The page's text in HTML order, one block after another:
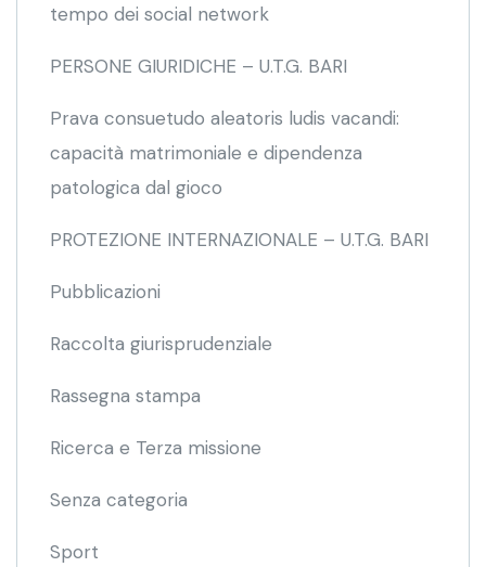
tempo dei social network
PERSONE GIURIDICHE – U.T.G. BARI
Prava consuetudo aleatoris ludis vacandi:
capacità matrimoniale e dipendenza
patologica dal gioco
PROTEZIONE INTERNAZIONALE – U.T.G. BARI
Pubblicazioni
Raccolta giurisprudenziale
Rassegna stampa
Ricerca e Terza missione
Senza categoria
Sport